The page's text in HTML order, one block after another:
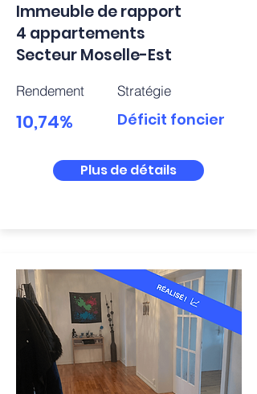
Immeuble de rapport
4 appartements
Secteur Moselle-Est
Rendement Stratégie
10,74% Déficit foncier
Plus de détails